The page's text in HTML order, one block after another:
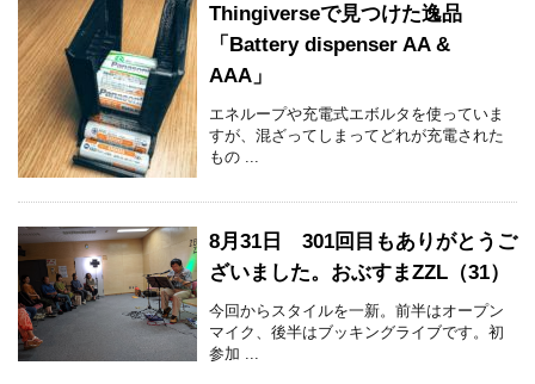
Thingiverseで見つけた逸品
「Battery dispenser AA &
AAA」
エネループや充電式エボルタを使っていま
すが、混ざってしまってどれが充電された
もの ...
8月31日 301回目もありがとうご
ざいました。おぶすまZZL（31）
今回からスタイルを一新。前半はオープン
マイク、後半はブッキングライブです。初
参加 ...